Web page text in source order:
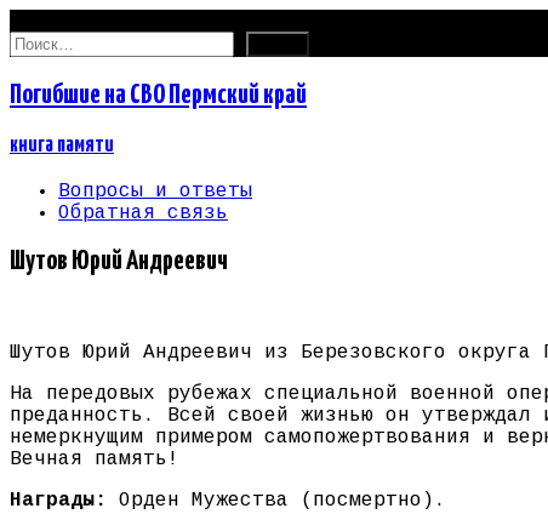
Найти:
Погибшие на СВО Пермский край
книга памяти
Вопросы и ответы
Обратная связь
Шутов Юрий Андреевич
Шутов Юрий Андреевич из Березовского
На передовых рубежах специальной военной
преданность. Всей своей жизнью он
немеркнущим примером самопожертвования и
Вечная память!
Награды:
Орден Мужества (посмертно).